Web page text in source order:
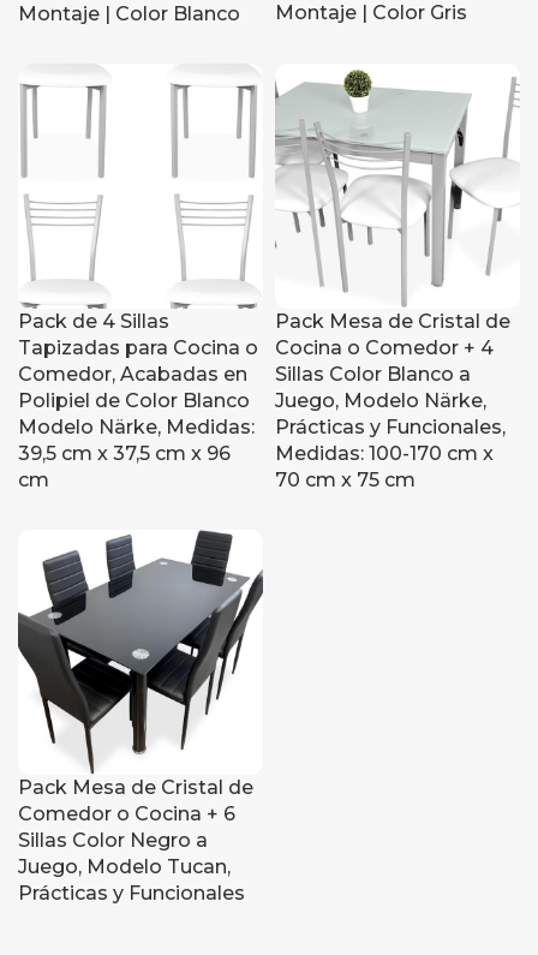
Montaje | Color Blanco
Montaje | Color Gris
Pack de 4 Sillas
Tapizadas para Cocina o
Comedor, Acabadas en
Polipiel de Color Blanco
Modelo Närke, Medidas:
39,5 cm x 37,5 cm x 96
cm
Pack Mesa de Cristal de
Cocina o Comedor + 4
Sillas Color Blanco a
Juego, Modelo Närke,
Prácticas y Funcionales,
Medidas: 100-170 cm x
70 cm x 75 cm
Pack Mesa de Cristal de
Comedor o Cocina + 6
Sillas Color Negro a
Juego, Modelo Tucan,
Prácticas y Funcionales